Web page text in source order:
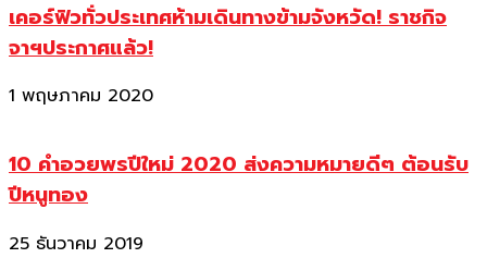
เคอร์ฟิวทั่วประเทศห้ามเดินทางข้ามจังหวัด! ราชกิจ
จาฯประกาศแล้ว!
1 พฤษภาคม 2020
10 คำอวยพรปีใหม่ 2020 ส่งความหมายดีๆ ต้อนรับ
ปีหนูทอง
25 ธันวาคม 2019